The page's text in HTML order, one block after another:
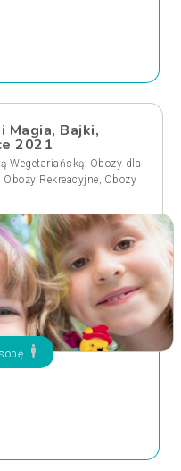
Magia, Bajki,
2021
Wegetariańską, Obozy dla
Obozy Rekreacyjne, Obozy